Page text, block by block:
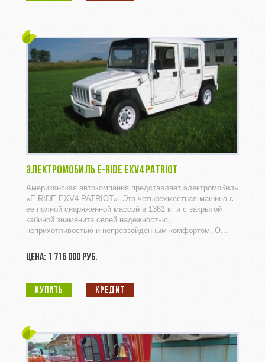
ЭЛЕКТРОМОБИЛЬ E-RIDE EXV4 PATRIOT
Американская автокомпания представляет электромобиль
«E-RIDE EXV4 PATRIOT». Эта четырехместная машина с
ее полной снаряженной массой в 1361 кг и с закрытой
кабиной знаменита своей надежностью,
неприхотливостью и непревзойденным комфортом. О...
ЦЕНА: 1 716 000 РУБ.
КУПИТЬ КРЕДИТ